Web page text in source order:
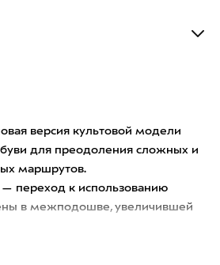
версия культовой модели
для преодоления сложных и
маршрутов.
— переход к использованию
в межподошве, увеличившей